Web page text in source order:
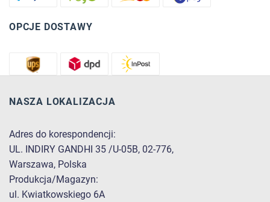
OPCJE DOSTAWY
NASZA LOKALIZACJA
Adres do korespondencji:
UL. INDIRY GANDHI 35 /U-05B, 02-776,
Warszawa, Polska
Produkcja/Magazyn:
ul. Kwiatkowskiego 6A